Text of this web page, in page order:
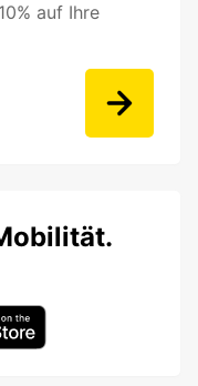
auf Ihre